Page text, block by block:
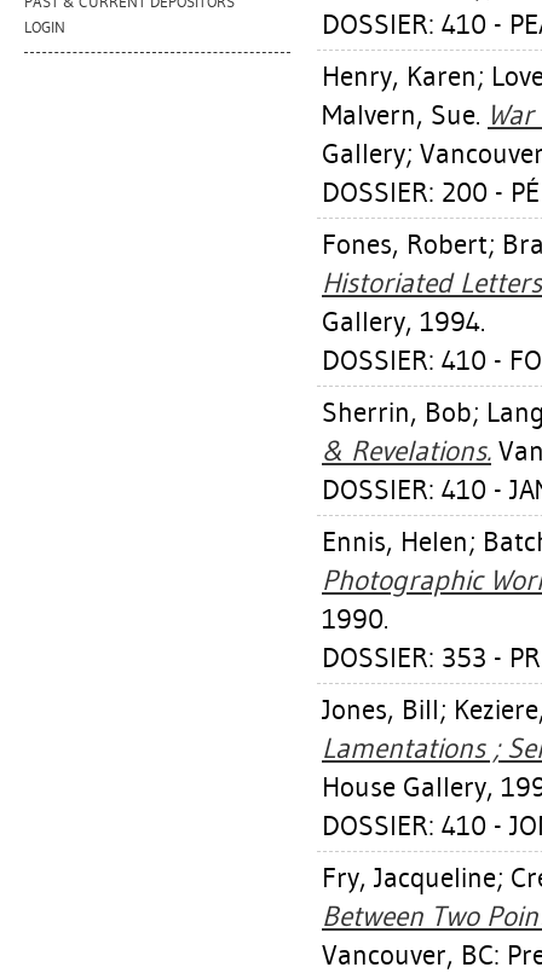
LOGIN
DOSSIER: 410 -
Henry, Karen;
Malvern, Sue.
Gallery;
DOSSIER: 200 -
Fones, Robert;
Historiated
Gallery, 1994.
DOSSIER: 410 -
Sherrin, Bob;
& Revelations.
DOSSIER: 410 -
Ennis, Helen;
Photographic
1990.
DOSSIER: 353 -
Jones, Bill;
Lamentations ;
House Gallery,
DOSSIER: 410 -
Fry, Jacqueline;
Between Two
Vancouver, BC: